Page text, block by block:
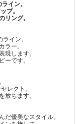
イン。
プ。
リング。
イン。
ラー。
現します。
ーです。
レクト。
放ちます。
だ優美なスタイル。